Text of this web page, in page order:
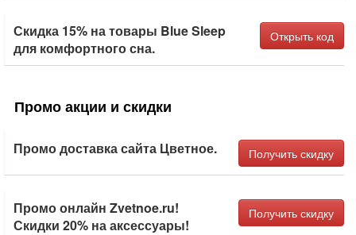
Скидка 15% на товары Blue Sleep
для комфортного сна.
Открыть код
Промо акции и скидки
Промо доставка сайта Цветное. Получить скидку
Промо онлайн Zvetnoe.ru!
Скидки 20% на аксессуары!
Получить скидку